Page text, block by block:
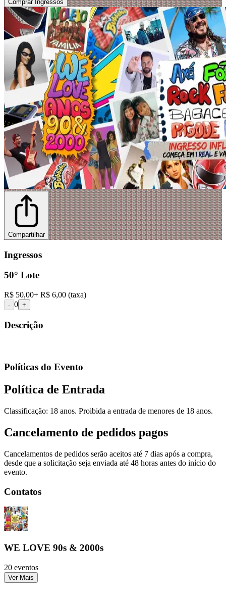
Comprar Ingressos
Compartilhar
Ingressos
50° Lote
R$ 50,00+ R$ 6,00 (taxa)
- 0 +
Descrição
Políticas do Evento
Política de Entrada
Classificação: 18 anos. Proibida a entrada de menores de 18 anos.
Cancelamento de pedidos pagos
Cancelamentos de pedidos serão aceitos até 7 dias após a compra,
desde que a solicitação seja enviada até 48 horas antes do início do
evento.
Contatos
WE LOVE 90s & 2000s
20 eventos
Ver Mais